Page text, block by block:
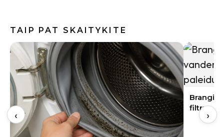
TAIP PAT SKAITYKITE
Brangi naujakurių klaida: apie vandens
filtrus pagalvojama tik paleidus vandenį
Vasaros
įvaizdį
‹ ›